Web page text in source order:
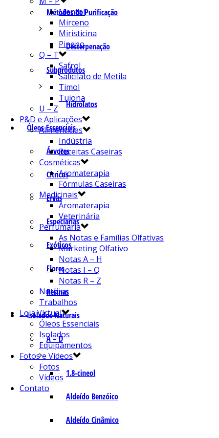
Métodos de Purificação
Desterpenação
Subprodutos
Hidrolatos
Óleos Essenciais
Árvores
Cítricos
Ervas
Especiarias
Exóticos
Flores
Resinas
Isolados Naturais
A – D
1.8-cineol
Aldeído Benzóico
Aldeído Cinâmico
Mentol
Mirceno
Miristicina
Pineno
Q – T
Safrol
Salicilato de Metila
Timol
Tujona
U – Z
P&D e Aplicações
Alimentícias
Indústria
Receitas Caseiras
Cosméticas
Aromaterapia
Fórmulas Caseiras
Medicinais
Aromaterapia
Veterinária
Perfumaria
As Notas e Famílias Olfativas
Marketing Olfativo
Notas A – H
Notas I – Q
Notas R – Z
Notícias
Trabalhos
Loja Virtual
Óleos Essenciais
Isolados
Equipamentos
Fotos e Vídeos
Fotos
Vídeos
Contato